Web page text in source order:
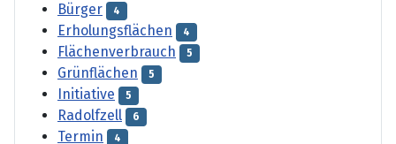
Bürger 4
Erholungsflächen 4
Flächenverbrauch 5
Grünflächen 5
Initiative 5
Radolfzell 6
Termin 4